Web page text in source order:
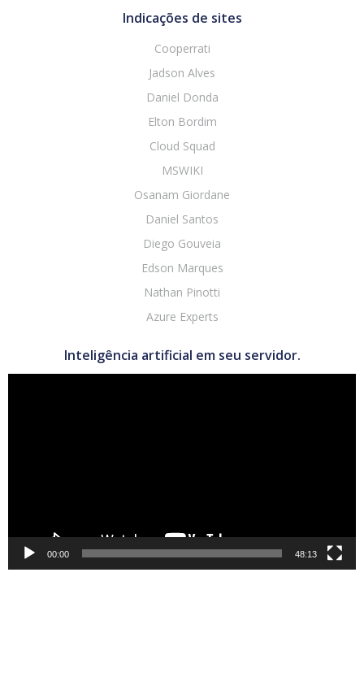
Indicações de sites
Cooperrati
Jadson Alves
Daniel Donda
Elton Bordim
Cloud Squad
MSWIKI
Osanam Giordane
Daniel Santos
Diego Gouveia
Edson Marques
Nathan Pinotti
Azure Experts
Inteligência artificial em seu servidor.
00:00 48:13